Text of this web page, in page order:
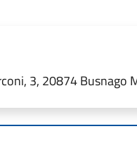
3, 20874 Busnago